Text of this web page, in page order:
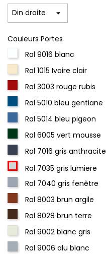
Couleurs Portes
Ral 9016 blanc
Ral 1015 Ivoire clair
Ral 3003 rouge rubis
Ral 5010 bleu gentiane
Ral 5014 bleu pigeon
Ral 6005 vert mousse
Ral 7016 gris anthracite
Ral 7035 gris lumiere
Ral 7040 gris fenêtre
Ral 8003 brun argile
Ral 8028 brun terre
Ral 9002 blanc gris
Ral 9006 alu blanc